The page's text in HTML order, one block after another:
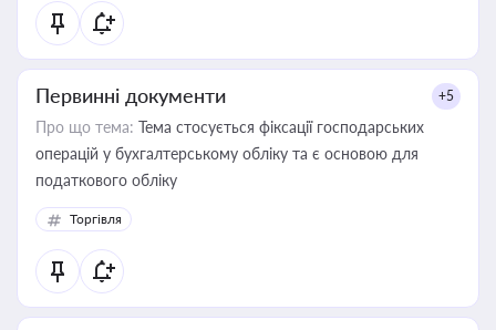
Первинні документи +5
Про що тема: Тема стосується фіксації господарських
операцій у бухгалтерському обліку та є основою для
податкового обліку
Торгівля